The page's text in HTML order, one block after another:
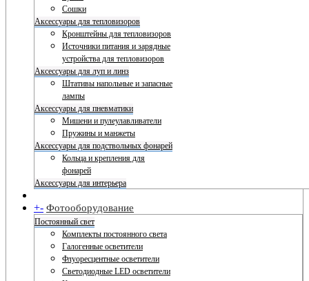
Сошки
Аксессуары для тепловизоров
Кронштейны для тепловизоров
Источники питания и зарядные
устройства для тепловизоров
Аксессуары для луп и линз
Штативы напольные и запасные
лампы
Аксессуары для пневматики
Мишени и пулеулавливатели
Пружины и манжеты
Аксессуары для подствольных фонарей
Кольца и крепления для
фонарей
Аксессуары для интерьера
+- Фотооборудование
Постоянный свет
Комплекты постоянного света
Галогенные осветители
Флуоресцентные осветители
Светодиодные LED осветители